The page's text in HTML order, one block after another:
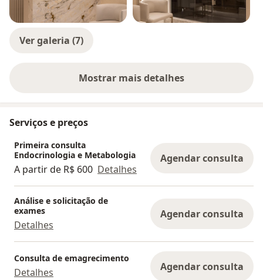
Ver galeria (7)
Mostrar mais detalhes
sobre a experiência
Serviços e preços
Primeira consulta
Endocrinologia e Metabologia
A partir de R$ 600 Detalhes
Agendar consulta
Análise e solicitação de
exames
Detalhes
Agendar consulta
Consulta de emagrecimento
Detalhes Agendar consulta